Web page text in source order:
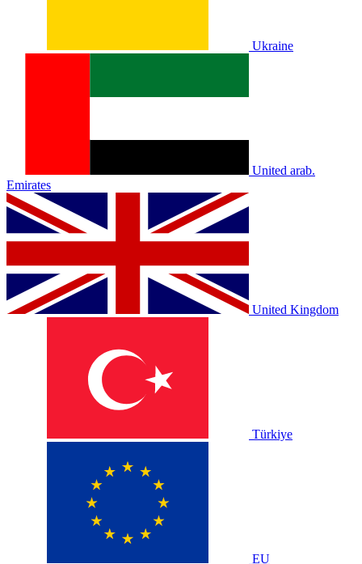
Ukraine
United arab.
Emirates
United Kingdom
Türkiye
EU